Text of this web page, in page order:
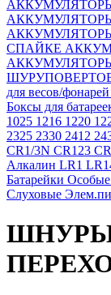
АККУМУЛЯТОРЫ
АККУМУЛЯТОРЫ
СПАЙКЕ
для весов/фонарей
Боксы для
1025 1216 1220
2325 2330 2412
CR1/3N CR123
Алкалин LR1
Батарейки Особые
Слуховые